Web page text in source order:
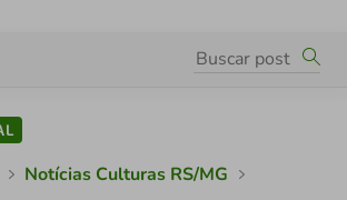
Notícias Culturas RS/MG